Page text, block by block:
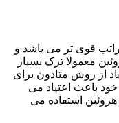
قوی تر می باشد و
معمولا ترک بسیار
از روش متادون برای
باعث اعتیاد می
استفاده می